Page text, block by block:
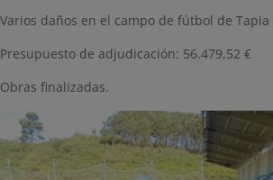
Varios daños en el campo de fútbol de Tapia
Presupuesto de adjudicación: 56.479,52 €
Obras finalizadas.